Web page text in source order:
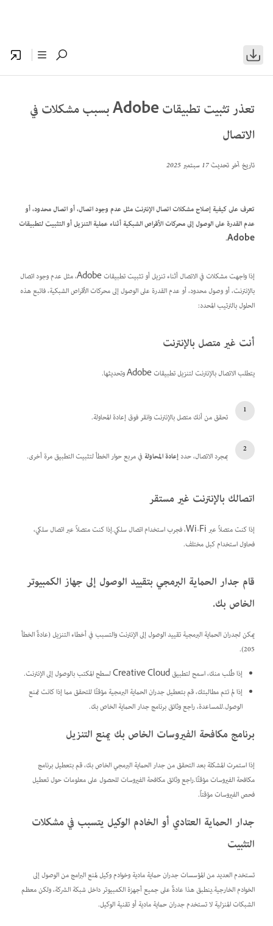
تعذر تثبيت تطبيقات Adobe بسبب مشكلات في
الاتصال
تاريخ آخر تحديث17 سبتمبر 2025
تعرف على كيفية إصلاح مشكلات اتصال الإنترنت مثل عدم وجود اتصال، أو اتصال محدود، أو
عدم القدرة على الوصول إلى محركات الأقراص الشبكية أثناء عملية التنزيل أو التثبيت لتطبيقات
Adobe.
إذا واجهت مشكلات في الاتصال أثناء تنزيل أو تثبيت تطبيقات Adobe، مثل عدم وجود اتصال
بالإنترنت، أو وصول محدود، أو عدم القدرة على الوصول إلى محركات الأقراص الشبكية، فاتبع هذه
الحلول بالترتيب المحدد:
أنت غير متصل بالإنترنت
يتطلب الاتصال بالإنترنت لتنزيل تطبيقات Adobe وتحديثها.
تحقق من أنك متصل بالإنترنت وانقر فوق إعادة المحاولة.
بمجرد الاتصال، حددإعادة المحاولةفي مربع حوار الخطأ لتثبيت التطبيق مرة أخرى.
اتصالك بالإنترنت غير مستقر
إذا كنت متصلاً عبر Wi-Fi، فجرب استخدام اتصال سلكي.إذا كنت متصلاً عبر اتصال سلكي،
فحاول استخدام كبل مختلف.
قام جدار الحماية البرمجي بتقييد الوصول إلى جهاز الكمبيوتر
الخاص بك.
يمكن لجدران الحماية البرمجية تقييد الوصول إلى الإنترنت والتسبب في أخطاء التنزيل (عادةً الخطأ
205).
إذا طُلب منك، اسمح لتطبيق Creative Cloud لسطح المكتب بالوصول إلى الإنترنت.
إذا لم تتم مطالبتك، قم بتعطيل جدران الحماية البرمجية مؤقتًا للتحقق مما إذا كانت تمنع
الوصول.للمساعدة، راجع وثائق برنامج جدار الحماية الخاص بك.
برنامج مكافحة الفيروسات الخاص بك يمنع التنزيل
إذا استمرت المشكلة بعد التحقق من جدار الحماية البرمجي الخاص بك، قم بتعطيل برنامج
مكافحة الفيروسات مؤقتًا.راجع وثائق مكافحة الفيروسات للحصول على معلومات حول تعطيل
فحص الفيروسات مؤقتاً.
جدار الحماية العتادي أو الخادم الوكيل يتسبب في مشكلات
التثبيت
تستخدم العديد من المؤسسات جدران حماية مادية وخوادم وكيل لمنع البرامج من الوصول إلى
الخوادم الخارجية.ينطبق هذا عادةً على جميع أجهزة الكمبيوتر داخل شبكة الشركة، ولكن معظم
الشبكات المنزلية لا تستخدم جدران حماية مادية أو تقنية الوكيل.